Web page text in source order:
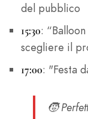
del pubblico
15:30:
scegliere il
17:00: "Festa
🧒